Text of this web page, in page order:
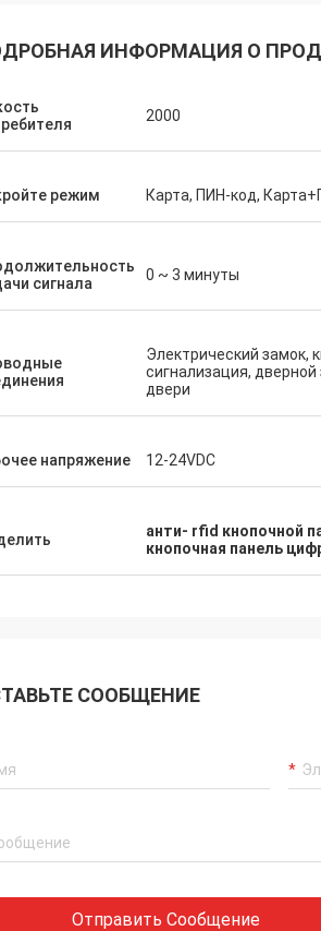
ИНФОРМАЦИЯ О
2000
режим Карта, ПИН-код,
сигнала
0 ~ 3 минуты
Электрический замок,
сигнализация, дверной
двери
напряжение 12-24VDC
анти- rfid кнопочной
кнопочная панель
СООБЩЕНИЕ
Отправить Сообщение